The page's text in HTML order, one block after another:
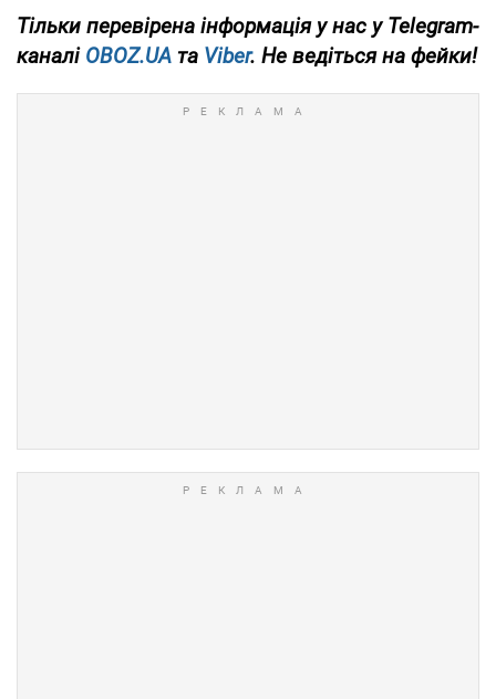
Тільки перевірена інформація у нас у Telegram-
каналі OBOZ.UA та Viber. Не ведіться на фейки!